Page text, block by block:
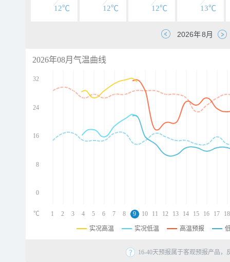
12℃ 12℃ 12℃ 13℃
2026年08月气温曲线
32
24
16
8
0
1 2 3 4 5 6 7 8 9 10 11 12 13 14 15 16 17 18
℃
实况高温 实况低温 高温预报
16-40天预报属于客观预报产品